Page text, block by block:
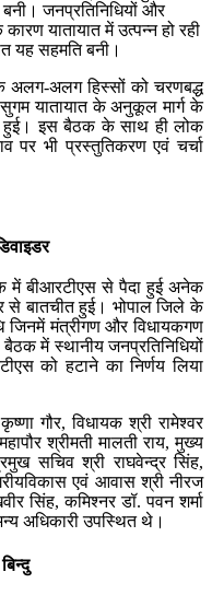
जनप्रतिनिधियों और
यातायात में उत्पन्न हो रही
यह सहमति बनी।
अलग-अलग हिस्सों को चरणबद्ध
यातायात के अनुकूल मार्ग के
हुई। इस बैठक के साथ ही लोक
पर भी प्रस्तुतिकरण एवं चर्चा
में बीआरटीएस से पैदा हुई अनेक
बातचीत हुई। भोपाल जिले के
जिनमें मंत्रीगण और विधायकगण
में स्थानीय जनप्रतिनिधियों
को हटाने का निर्णय लिया
गौर, विधायक श्री रामेश्वर
श्रीमती मालती राय, मुख्य
सचिव श्री राघवेन्द्र सिंह,
एवं आवास श्री नीरज
सिंह, कमिश्नर डॉ. पवन शर्मा
अधिकारी उपस्थित थे।